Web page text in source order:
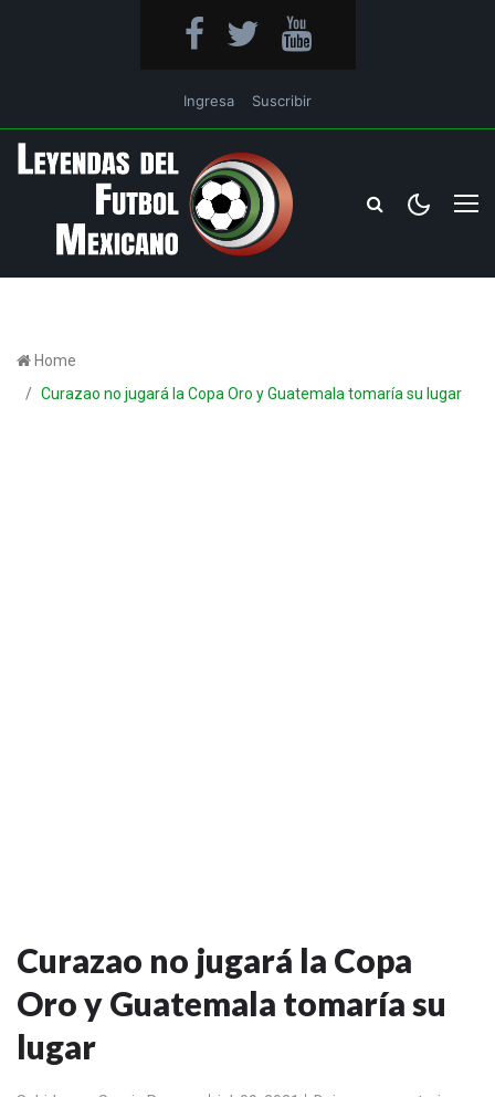
Ingresa Suscribir
Home
Curazao no jugará la Copa Oro y Guatemala tomaría su lugar
Curazao no jugará la Copa
Oro y Guatemala tomaría su
lugar